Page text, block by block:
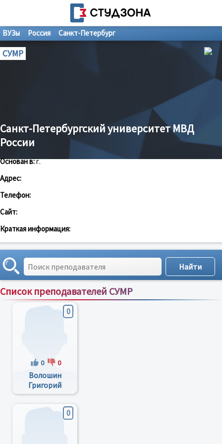
ВУЗы Россия Санкт-Петербург
СУМР
Санкт-Петербургский университет МВД
России
Основан в:г.
Адрес:
Телефон:
Сайт:
Краткая информация:
Список преподавателей СУМР
Сортировка по:имени;рейтингу;отзывам
0
0 0
Волошин
Григорий
Григорьевич
0